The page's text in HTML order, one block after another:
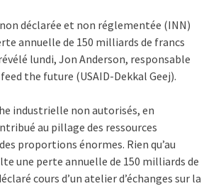
déclarée et non réglementée (INN)
annuelle de 150 milliards de francs
lundi, Jon Anderson, responsable
the future (USAID-Dekkal Geej).
industrielle non autorisés, en
au pillage des ressources
proportions énormes. Rien qu’au
une perte annuelle de 150 milliards de
cours d’un atelier d’échanges sur la